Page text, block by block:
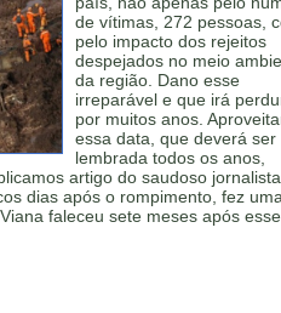
de vítimas, 272 pessoas,
pelo impacto dos rejeitos
despejados no meio
da região. Dano esse
irreparável e que irá
por muitos anos.
essa data, que deverá ser
lembrada todos os anos,
artigo do saudoso jornalista
dias após o rompimento, fez uma
faleceu sete meses após esse